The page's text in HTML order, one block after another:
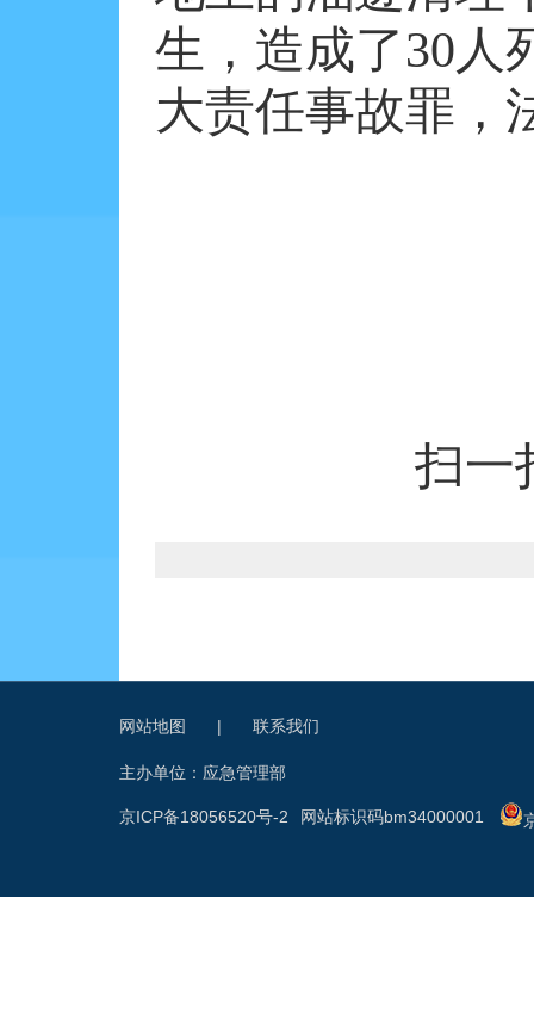
生，造成了30人
大责任事故罪，
扫一
网站地图 | 联系我们
主办单位：应急管理部
网站标识码bm34000001
京ICP备18056520号-2